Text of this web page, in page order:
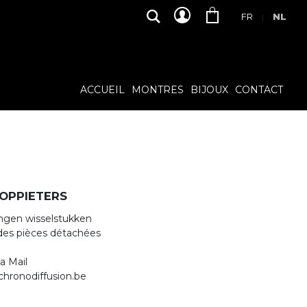
FR | NL
ACCUEIL MONTRES BIJOUX CONTACT
wisselstukken
pièces détachées
Mail